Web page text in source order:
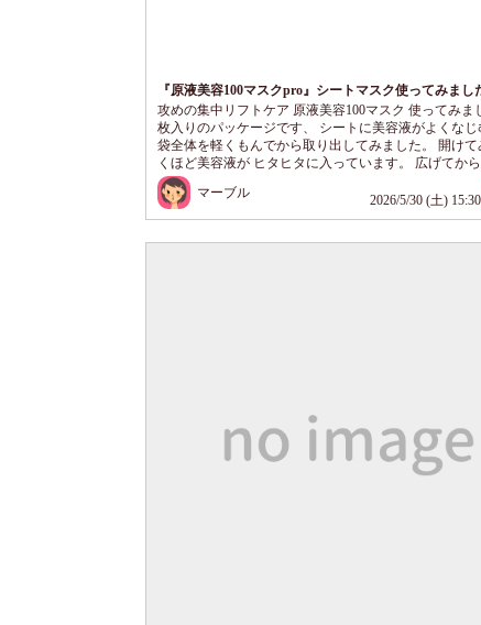
『原液美容100マスクpro』シートマスク使ってみまし
攻めの集中リフトケア 原液美容100マスク 使ってみま
枚入りのパッケージです、 シートに美容液がよくなじ
袋全体を軽くもんでから取り出してみました。 開け
くほど美容液が ヒタヒタに入っています。 広げてか
合わせて、 あご先まで密着させます。 フェイスライ
れ目があり、 下から引き上げるように密着させてみま
もいい感じです。 シートが適度の厚みがあるので、
マーブル 2026/5/30 (土) 15:30